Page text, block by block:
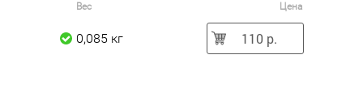
Вес Цена
0,085 кг 110 р.